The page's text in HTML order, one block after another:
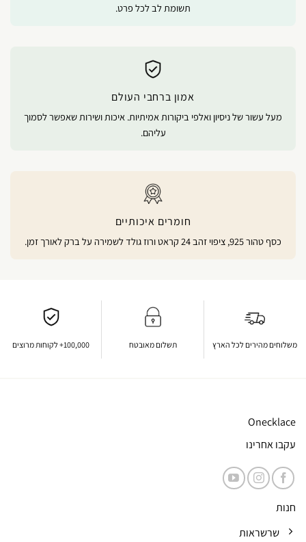
תשומת לב לכל פרט.
אמון ברחבי העולם
מעל עשור של ניסיון ואלפי ביקורות אמיתיות. איכות ושירות שאפשר לסמוך
עליהם.
חומרים איכותיים
כסף טהור 925, ציפוי זהב 24 קראט ורוז גולד לשמירה על ברק לאורך זמן.
משלוחים מהירים לכל הארץ תשלום מאובטח 100,000+ לקוחות מרוצים
Onecklace
עקבו אחרינו
חנות
שרשראות